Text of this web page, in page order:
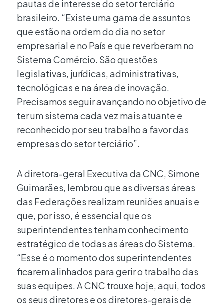
pautas de interesse do setor terciário
brasileiro. “Existe uma gama de assuntos
que estão na ordem do dia no setor
empresarial e no País e que reverberam no
Sistema Comércio. São questões
legislativas, jurídicas, administrativas,
tecnológicas e na área de inovação.
Precisamos seguir avançando no objetivo de
ter um sistema cada vez mais atuante e
reconhecido por seu trabalho a favor das
empresas do setor terciário”.
A diretora-geral Executiva da CNC, Simone
Guimarães, lembrou que as diversas áreas
das Federações realizam reuniões anuais e
que, por isso, é essencial que os
superintendentes tenham conhecimento
estratégico de todas as áreas do Sistema.
“Esse é o momento dos superintendentes
ficarem alinhados para gerir o trabalho das
suas equipes. A CNC trouxe hoje, aqui, todos
os seus diretores e os diretores-gerais de